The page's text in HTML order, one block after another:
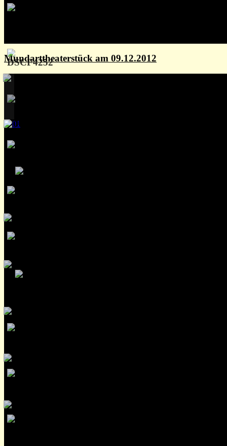
Mundarttheaterstück am 09.12.2012